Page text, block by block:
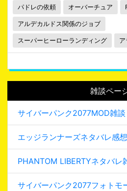
パドレの依頼 オーバーチュア
アルデカルドス関係のジョブ
スーパーヒーローランディング ア
雑談ペー
サイバーパンク2077MOD雑談
エッジランナーズネタバレ感
PHANTOM LIBERTYネタバレ
サイバーパンク2077フォトモ